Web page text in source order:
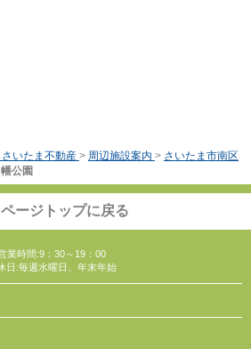
いたま不動産 > 周辺施設案内 > さいたま市南区
公園
ページトップに戻る
業時間:9：30～19：00
日:毎週水曜日、年末年始